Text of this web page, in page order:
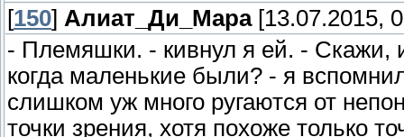
[150] Алиат_Ди_Мара[13.07.2015,
- Племяшки. - кивнул я ей. - Скажи,
когда маленькие были? - я
слишком уж много ругаются от
точки зрения, хотя похоже только